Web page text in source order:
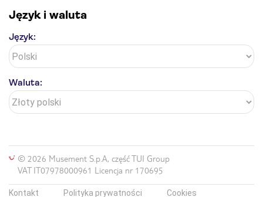
Język i waluta
Język:
Waluta:
© 2026 Musement S.p.A, część TUI Group
VAT IT07978000961 Licencja nr 170695
Kontakt Polityka prywatności Cookies